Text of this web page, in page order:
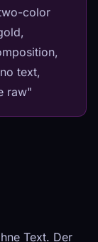
color
text,
raw"
Text. Der